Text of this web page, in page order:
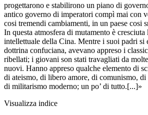
progettarono e stabilirono un piano di
antico governo di imperatori compì mai con
cosi tremendi cambiamenti, in un paese cosi
In questa atmosfera di mutamento è
intellettuale della Cina. Mentre i suoi padri si
dottrina confuciana, avevano appreso i
ribellati; i giovani son stati travagliati da
nuovi. Hanno appreso qualche elemento di
di ateismo, di libero amore, di comunismo,
di militarismo moderno; un po’ di tutto.[...]»
Visualizza indice